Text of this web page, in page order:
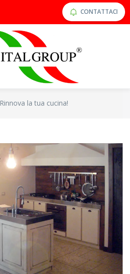
CONTATTACI
Rinnova la tua cucina!